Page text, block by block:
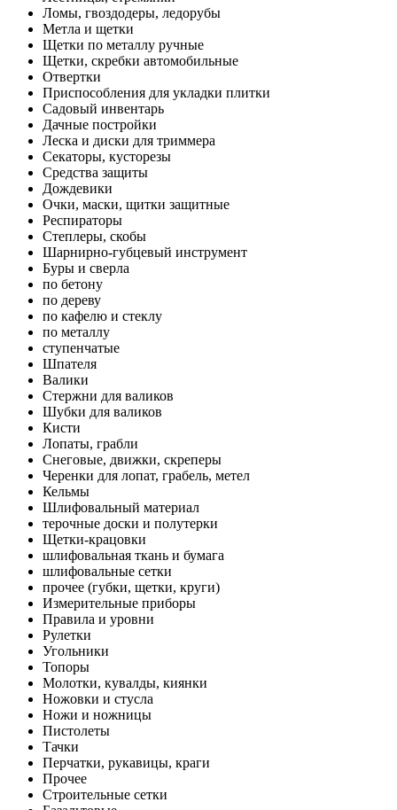
Ломы, гвоздодеры, ледорубы
Метла и щетки
Щетки по металлу ручные
Щетки, скребки автомобильные
Отвертки
Приспособления для укладки плитки
Садовый инвентарь
Дачные постройки
Леска и диски для триммера
Секаторы, кусторезы
Средства защиты
Дождевики
Очки, маски, щитки защитные
Респираторы
Степлеры, скобы
Шарнирно-губцевый инструмент
Буры и сверла
по бетону
по дереву
по кафелю и стеклу
по металлу
ступенчатые
Шпателя
Валики
Стержни для валиков
Шубки для валиков
Кисти
Лопаты, грабли
Снеговые, движки, скреперы
Черенки для лопат, грабель, метел
Кельмы
Шлифовальный материал
терочные доски и полутерки
Щетки-крацовки
шлифовальная ткань и бумага
шлифовальные сетки
прочее (губки, щетки, круги)
Измерительные приборы
Правила и уровни
Рулетки
Угольники
Топоры
Молотки, кувалды, киянки
Ножовки и стусла
Ножи и ножницы
Пистолеты
Тачки
Перчатки, рукавицы, краги
Прочее
Строительные сетки